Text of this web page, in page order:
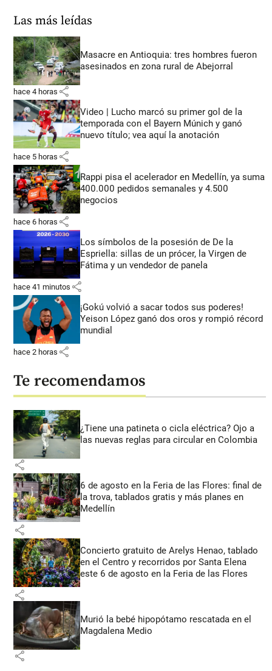
Las más leídas
Masacre en Antioquia: tres hombres fueron
asesinados en zona rural de Abejorral
hace 4 horas share
Video | Lucho marcó su primer gol de la
temporada con el Bayern Múnich y ganó
nuevo título; vea aquí la anotación
hace 5 horas share
Rappi pisa el acelerador en Medellín, ya suma
400.000 pedidos semanales y 4.500
negocios
hace 6 horas share
Los símbolos de la posesión de De la
Espriella: sillas de un prócer, la Virgen de
Fátima y un vendedor de panela
hace 41 minutos share
¡Gokú volvió a sacar todos sus poderes!
Yeison López ganó dos oros y rompió récord
mundial
hace 2 horas share
Te recomendamos
¿Tiene una patineta o cicla eléctrica? Ojo a
las nuevas reglas para circular en Colombia
share
6 de agosto en la Feria de las Flores: final de
la trova, tablados gratis y más planes en
Medellín
share
Concierto gratuito de Arelys Henao, tablado
en el Centro y recorridos por Santa Elena
este 6 de agosto en la Feria de las Flores
share
Murió la bebé hipopótamo rescatada en el
Magdalena Medio
share